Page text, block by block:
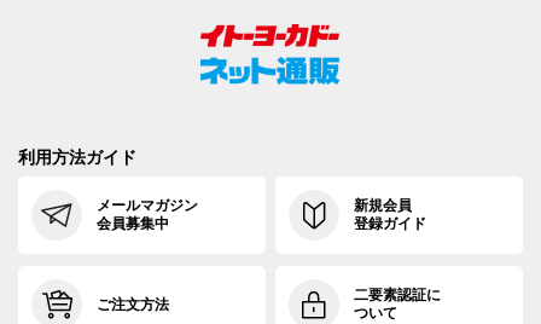
利用方法ガイド
メールマガジン
会員募集中
新規会員
登録ガイド
ご注文方法
二要素認証に
ついて